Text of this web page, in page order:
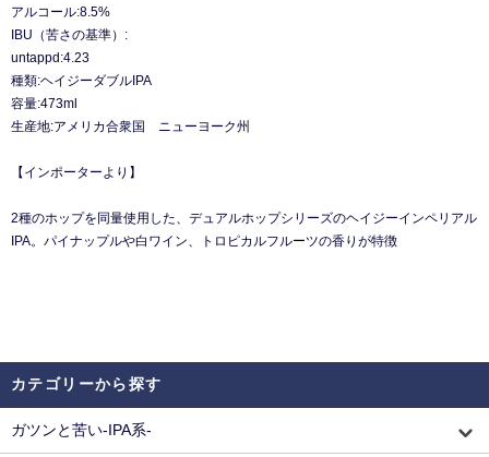
アルコール:8.5%
IBU（苦さの基準）:
untappd:4.23
種類:ヘイジーダブルIPA
容量:473ml
生産地:アメリカ合衆国 ニューヨーク州
【インポーターより】
2種のホップを同量使⽤した、デュアルホップシリーズのヘイジーインペリアル
IPA。パイナップルや⽩ワイン、トロピカルフルーツの⾹りが特徴
カテゴリーから探す
ガツンと苦い-IPA系-